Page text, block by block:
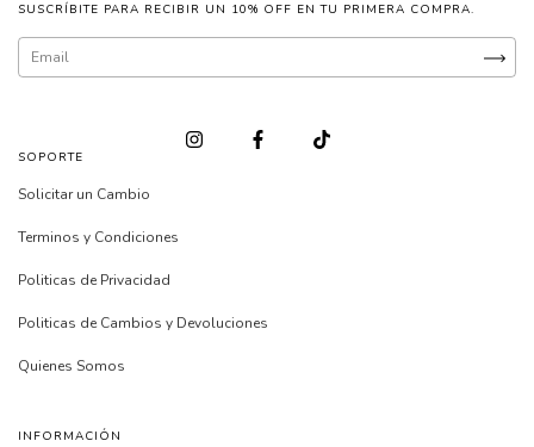
SUSCRÍBITE PARA RECIBIR UN 10% OFF EN TU PRIMERA COMPRA.
SOPORTE
Solicitar un Cambio
Terminos y Condiciones
Politicas de Privacidad
Politicas de Cambios y Devoluciones
Quienes Somos
INFORMACIÓN